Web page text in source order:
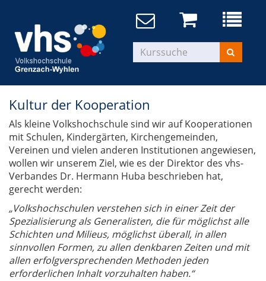
Kultur der Kooperation
Als kleine Volkshochschule sind wir auf Kooperationen
mit Schulen, Kindergärten, Kirchengemeinden,
Vereinen und vielen anderen Institutionen angewiesen,
wollen wir unserem Ziel, wie es der Direktor des vhs-
Verbandes Dr. Hermann Huba beschrieben hat,
gerecht werden:
„Volkshochschulen verstehen sich in einer Zeit der
Spezialisierung als Generalisten, die für möglichst alle
Schichten und Milieus, möglichst überall, in allen
sinnvollen Formen, zu allen denkbaren Zeiten und mit
allen erfolgversprechenden Methoden jeden
erforderlichen Inhalt vorzuhalten haben.“